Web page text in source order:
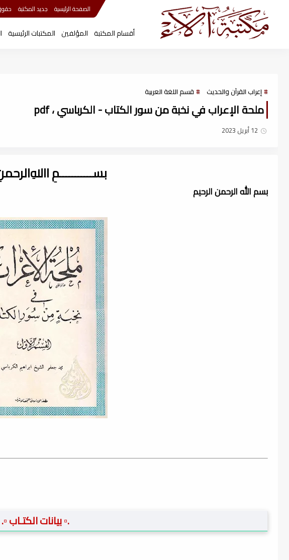
الصفحة الرئيسية جديد المكتبة
أقسام المكتبة المؤلفين المكتبات الرئيسية
إعراب القرآن والحديث قسم اللغة العربية
ملحة الإعراب في نخبة من سور الكتاب - الكرباسي ، pdf
12 أبريل 2023
بســـــــــــمِ
بسم الله الرحمن الرحيم
.▫️ بيانات الكتـاب ▫️.